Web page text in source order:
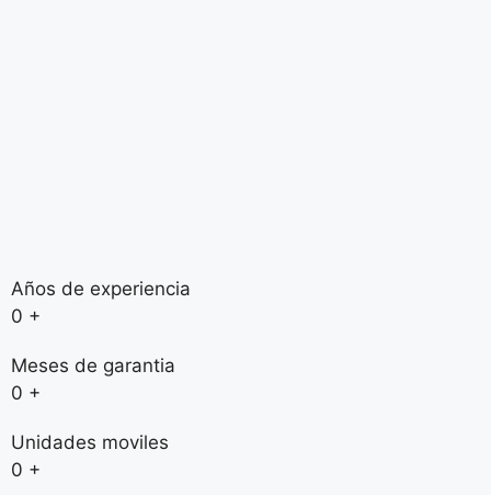
Años de experiencia
0 +
Meses de garantia
0 +
Unidades moviles
0 +